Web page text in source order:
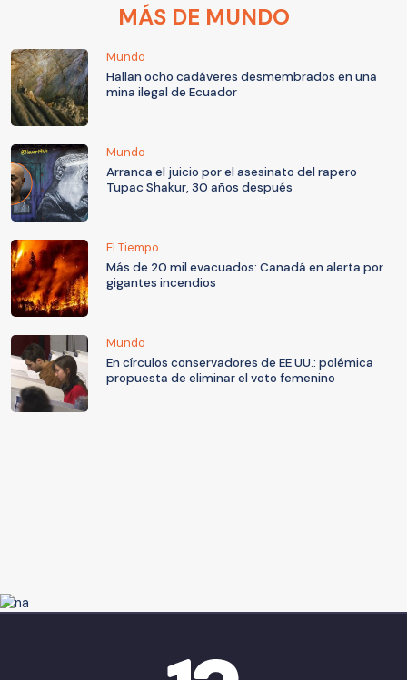
MÁS DE MUNDO
Mundo
Hallan ocho cadáveres desmembrados en una
mina ilegal de Ecuador
Mundo
Arranca el juicio por el asesinato del rapero
Tupac Shakur, 30 años después
El Tiempo
Más de 20 mil evacuados: Canadá en alerta por
gigantes incendios
Mundo
En círculos conservadores de EE.UU.: polémica
propuesta de eliminar el voto femenino